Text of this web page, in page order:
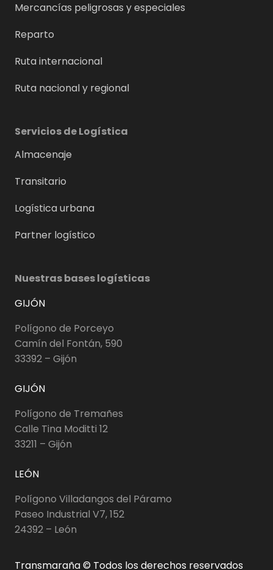
Mercancías peligrosas y especiales
Reparto
Ruta internacional
Ruta nacional y regional
Servicios de Logística
Almacenaje
Transitario
Logística urbana
Partner logístico
Nuestras bases logísticas
GIJÓN
Polígono de Porceyo
Camín del Fontán, 590
33392 – Gijón
GIJÓN
Polígono de Tremañes
Calle Tina Moditti 12
33211 – Gijón
LEÓN
Polígono Villadangos del Páramo
Paseo Industrial V7, 152
24392 – León
Transmaraña © Todos los derechos reservados